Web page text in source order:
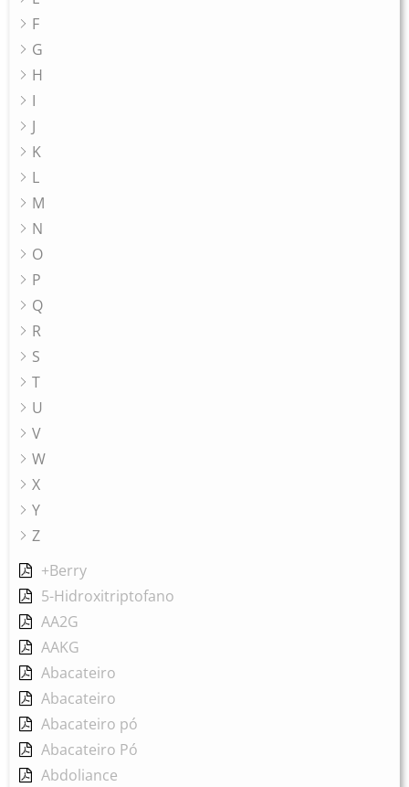
F
G
H
I
J
K
L
M
N
O
P
Q
R
S
T
U
V
W
X
Y
Z
+Berry
5-Hidroxitriptofano
AA2G
AAKG
Abacateiro
Abacateiro
Abacateiro pó
Abacateiro Pó
Abdoliance